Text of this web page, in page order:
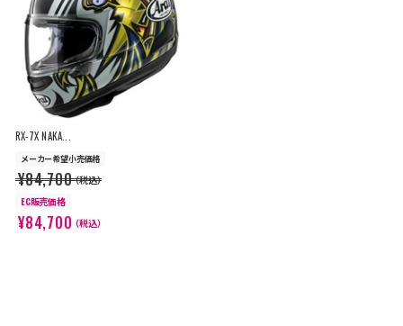
RX-7X NAKA...
メーカー希望小売価格
¥84,700（税込）
EC販売価格
¥84,700（税込）